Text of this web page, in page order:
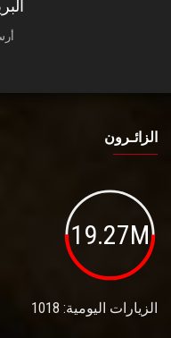
الزائـرون
19.27M
الزيارات اليومية: 1018